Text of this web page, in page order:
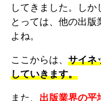
してきました。し
とっては、他の出
よね。
ここからは、 サイネ
していきます。
また、 出版業界の平